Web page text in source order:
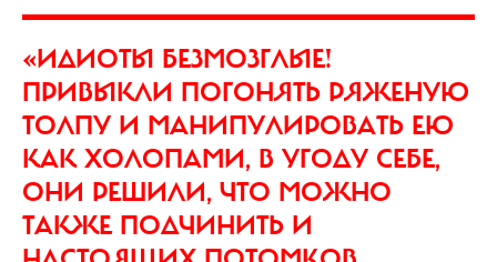
«ИДИОТЫ БЕЗМОЗГЛЫЕ!
ПРИВЫКЛИ ПОГОНЯТЬ РЯЖЕНУЮ
ТОЛПУ И МАНИПУЛИРОВАТЬ ЕЮ
КАК ХОЛОПАМИ, В УГОДУ СЕБЕ,
ОНИ РЕШИЛИ, ЧТО МОЖНО
ТАКЖЕ ПОДЧИНИТЬ И